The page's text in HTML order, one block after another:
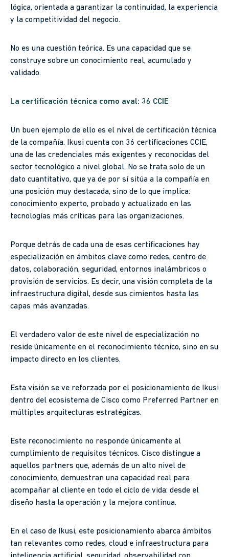
lógica, orientada a garantizar la continuidad, la experiencia
y la competitividad del negocio.
No es una cuestión teórica. Es una capacidad que se
construye sobre un conocimiento real, acumulado y
validado.
La certificación técnica como aval: 36 CCIE
Un buen ejemplo de ello es el nivel de certificación técnica
de la compañía. Ikusi cuenta con 36 certificaciones CCIE,
una de las credenciales más exigentes y reconocidas del
sector tecnológico a nivel global. No se trata solo de un
dato cuantitativo, que ya de por sí sitúa a la compañía en
una posición muy destacada, sino de lo que implica:
conocimiento experto, probado y actualizado en las
tecnologías más críticas para las organizaciones.
Porque detrás de cada una de esas certificaciones hay
especialización en ámbitos clave como redes, centro de
datos, colaboración, seguridad, entornos inalámbricos o
provisión de servicios. Es decir, una visión completa de la
infraestructura digital, desde sus cimientos hasta las
capas más avanzadas.
El verdadero valor de este nivel de especialización no
reside únicamente en el reconocimiento técnico, sino en su
impacto directo en los clientes.
Esta visión se ve reforzada por el posicionamiento de Ikusi
dentro del ecosistema de Cisco como Preferred Partner en
múltiples arquitecturas estratégicas.
Este reconocimiento no responde únicamente al
cumplimiento de requisitos técnicos. Cisco distingue a
aquellos partners que, además de un alto nivel de
conocimiento, demuestran una capacidad real para
acompañar al cliente en todo el ciclo de vida: desde el
diseño hasta la operación y la mejora continua.
En el caso de Ikusi, este posicionamiento abarca ámbitos
tan relevantes como redes, cloud e infraestructura para